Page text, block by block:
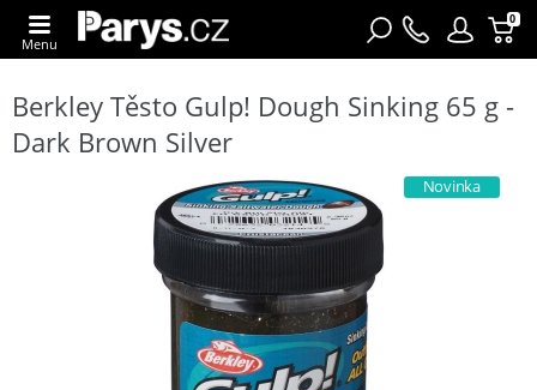
0
Menu
Berkley Těsto Gulp! Dough Sinking 65 g -
Dark Brown Silver
Novinka